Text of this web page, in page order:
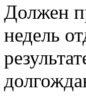
Должен
недель